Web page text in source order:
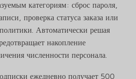
категориям: сброс пароля,
проверка статуса заказа или
Автоматически решая
накопление
численности персонала.
ежедневно получает 500